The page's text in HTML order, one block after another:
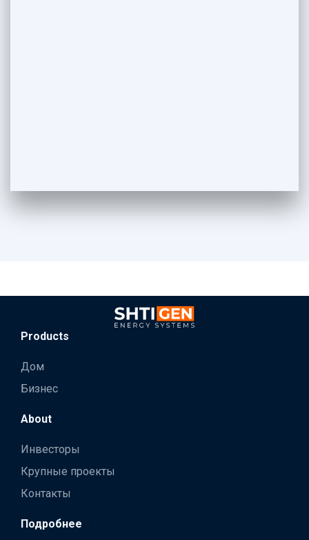
Products
Дом
Бизнес
About
Инвесторы
Крупные проекты
Контакты
Подробнее